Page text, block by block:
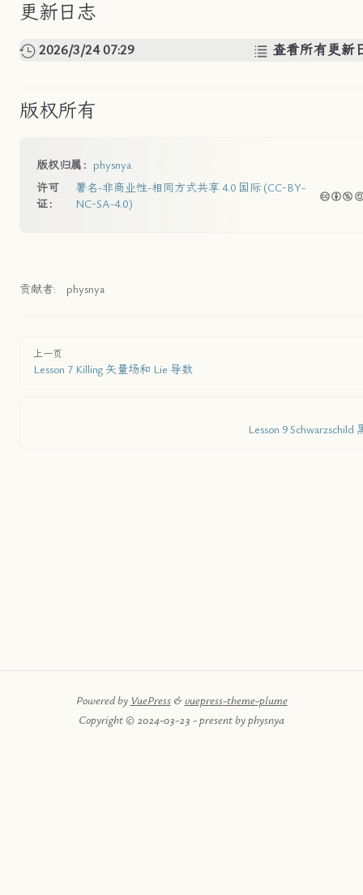
更新日志
2026/3/24 07:29 查看所有更新
版权所有
版权归属： physnya
许可
证：
署名-非商业性-相同方式共享 4.0 国际 (CC-BY-
NC-SA-4.0)
贡献者: physnya
上一页
Lesson 7 Killing 矢量场和 Lie 导数
Lesson 9 Schwarzschild
Powered by VuePress&vuepress-theme-plume
Copyright © 2024-03-23 - present by physnya